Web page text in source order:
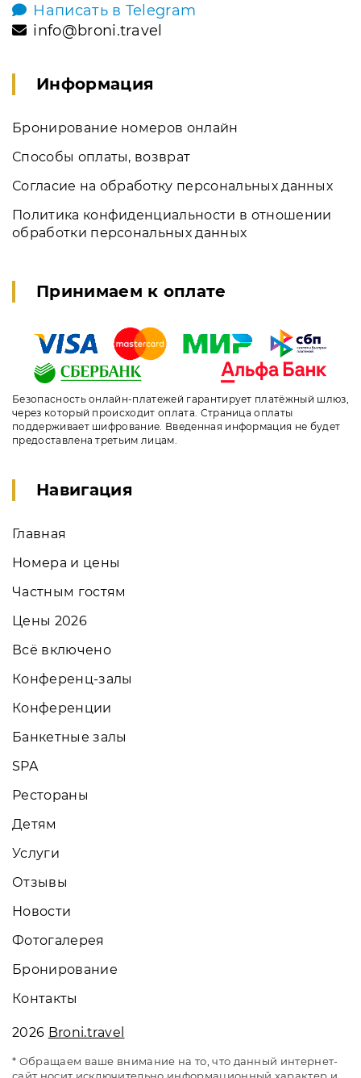
Написать в Telegram
info@broni.travel
Информация
Бронирование номеров онлайн
Способы оплаты, возврат
Согласие на обработку персональных данных
Политика конфиденциальности в отношении
обработки персональных данных
Принимаем к оплате
Безопасность онлайн-платежей гарантирует платёжный шлюз,
через который происходит оплата. Страница оплаты
поддерживает шифрование. Введенная информация не будет
предоставлена третьим лицам.
Навигация
Главная
Номера и цены
Частным гостям
Цены 2026
Всё включено
Конференц-залы
Конференции
Банкетные залы
SPA
Рестораны
Детям
Услуги
Отзывы
Новости
Фотогалерея
Бронирование
Контакты
2026 Broni.travel
* Обращаем ваше внимание на то, что данный интернет-
сайт носит исключительно информационный характер и